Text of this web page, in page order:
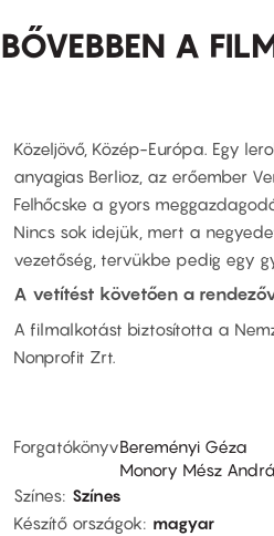
BŐVEBBEN A
Közeljövő, Közép-Európa. Egy
anyagias Berlioz, az erőember
Felhőcske a gyors
Nincs sok idejük, mert a
vezetőség, tervükbe pedig egy
A vetítést követően a
A filmalkotást biztosította a
Nonprofit Zrt.
ForgatókönyvBereményi Géza
Monory Mész
Színes Színes
Készítő országok
magyar